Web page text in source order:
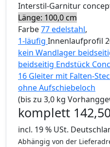
Interstil-Garnitur
Länge: 100,0 cm
Farbe77 edelstahl,
1-läufig Innenlaufprofil
kein Wandlager
beidseitig Endstück
16 Gleiter mit Falten-
ohne Aufschiebeloch
(bis zu 3,0 kg
komplett
incl. 19 % USt.
Abhängig von der